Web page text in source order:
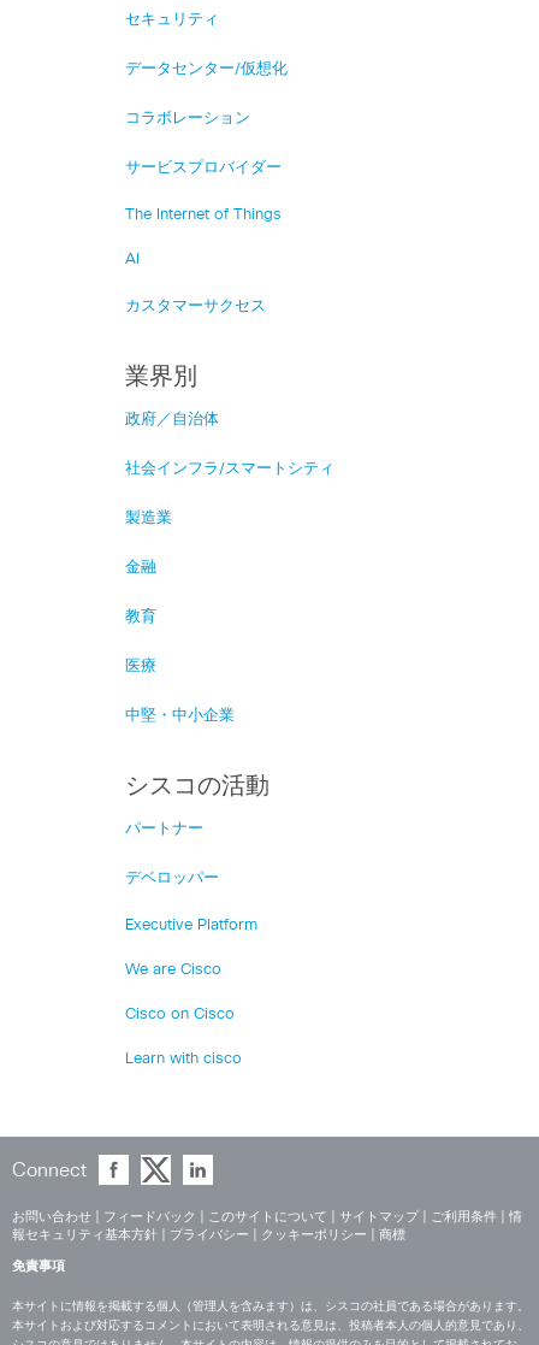
セキュリティ
データセンター/仮想化
コラボレーション
サービスプロバイダー
The Internet of Things
AI
カスタマーサクセス
業界別
政府／自治体
社会インフラ/スマートシティ
製造業
金融
教育
医療
中堅・中小企業
シスコの活動
パートナー
デベロッパー
Executive Platform
We are Cisco
Cisco on Cisco
Learn with cisco
Connect
お問い合わせ フィードバック このサイトについて サイトマップ ご利用条件
情
報セキュリティ基本方針
プライバシー クッキーポリシー 商標
免責事項
本サイトに情報を掲載する個人（管理人を含みます）は、シスコの社員である場合があります。
本サイトおよび対応するコメントにおいて表明される意見は、投稿者本人の個人的意見であり、